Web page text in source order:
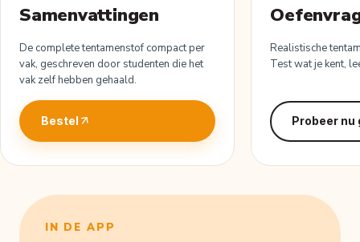
Samenvattingen
De complete tentamenstof compact per
vak, geschreven door studenten die het
vak zelf hebben gehaald.
Bestel
Realistische
Test wat je kent,
Probeer nu
IN DE APP